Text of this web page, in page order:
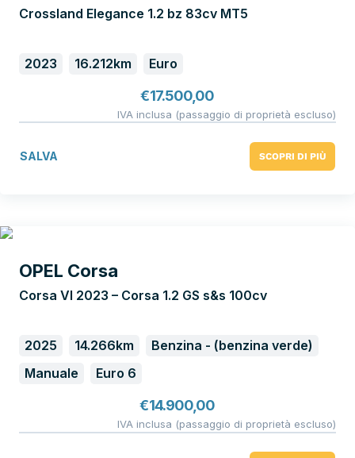
Crossland Elegance 1.2 bz 83cv MT5
2023 16.212km Euro
€17.500,00
IVA inclusa (passaggio di proprietà escluso)
SALVA SCOPRI DI PIÙ
OPEL Corsa
Corsa VI 2023 – Corsa 1.2 GS s&s 100cv
2025 14.266km
Benzina - (benzina verde)
Manuale
Euro 6
€14.900,00
IVA inclusa (passaggio di proprietà escluso)